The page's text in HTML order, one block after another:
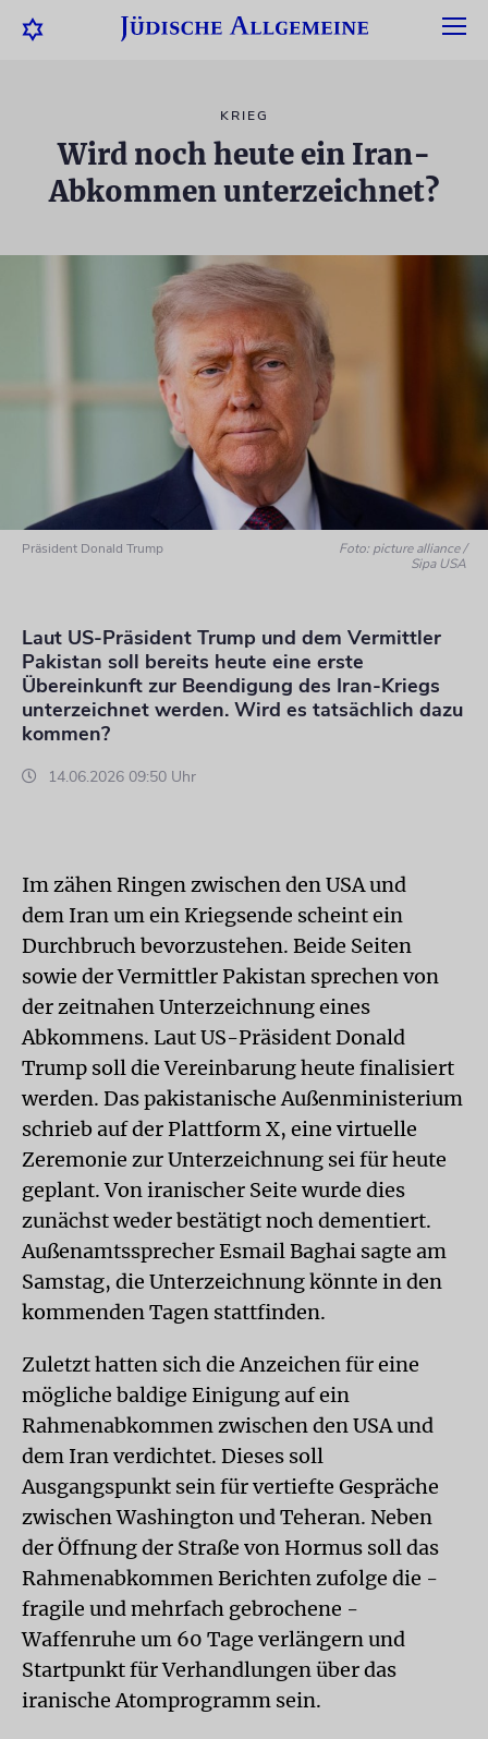
KRIEG
Wird noch heute ein Iran-
Abkommen unterzeichnet?
Präsident Donald Trump
Foto: picture alliance /
Sipa USA
Laut US-Präsident Trump und dem Vermittler
Pakistan soll bereits heute eine erste
Übereinkunft zur Beendigung des Iran-Kriegs
unterzeichnet werden. Wird es tatsächlich dazu
kommen?
14.06.2026 09:50 Uhr
Im zähen Ringen zwischen den USA und
dem Iran um ein Kriegsende scheint ein
Durchbruch bevorzustehen. Beide Seiten
sowie der Vermittler Pakistan sprechen von
der zeitnahen Unterzeichnung eines
Abkommens. Laut US-Präsident Donald
Trump soll die Vereinbarung heute finalisiert
werden. Das pakistanische Außenministerium
schrieb auf der Plattform X, eine virtuelle
Zeremonie zur Unterzeichnung sei für heute
geplant. Von iranischer Seite wurde dies
zunächst weder bestätigt noch dementiert.
Außenamtssprecher Esmail Baghai sagte am
Samstag, die Unterzeichnung könnte in den
kommenden Tagen stattfinden.
Zuletzt hatten sich die Anzeichen für eine
mögliche baldige Einigung auf ein
Rahmenabkommen zwischen den USA und
dem Iran verdichtet. Dieses soll
Ausgangspunkt sein für vertiefte Gespräche
zwischen Washington und Teheran. Neben
der Öffnung der Straße von Hormus soll das
Rahmenabkommen Berichten zufolge die -
fragile und mehrfach gebrochene -
Waffenruhe um 60 Tage verlängern und
Startpunkt für Verhandlungen über das
iranische Atomprogramm sein.